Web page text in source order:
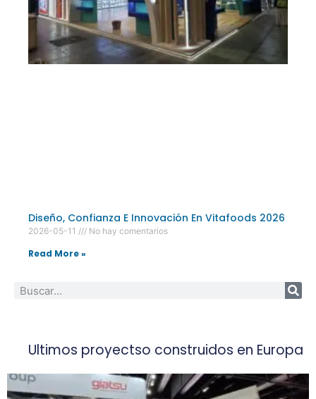
Diseño, Confianza E Innovación En Vitafoods 2026
2026-05-11 No hay comentarios
Read More »
Ultimos proyectso construidos en Europa